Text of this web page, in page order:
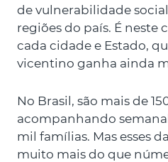
de vulnerabilidade
regiões do país. É neste
cada cidade e Estado,
vicentino ganha ainda
No Brasil, são mais de
acompanhando
mil famílias. Mas esses
muito mais do que